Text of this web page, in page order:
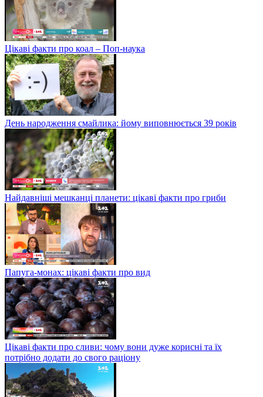
Цікаві факти про коал – Поп-наука
День народження смайлика: йому виповнюється 39 років
Найдавніші мешканці планети: цікаві факти про гриби
Папуга-монах: цікаві факти про вид
Цікаві факти про сливи: чому вони дуже корисні та їх
потрібно додати до свого раціону